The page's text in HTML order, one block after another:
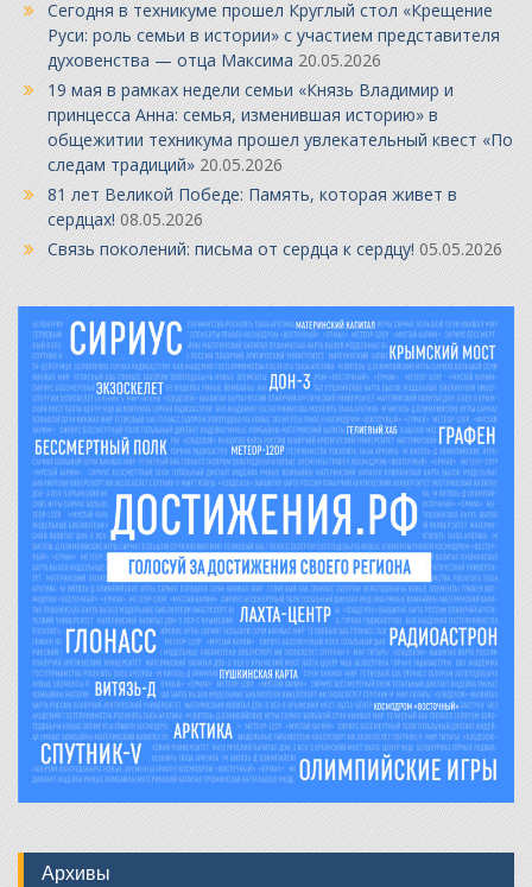
Сегодня в техникуме прошел Круглый стол «Крещение
Руси: роль семьи в истории» с участием представителя
духовенства — отца Максима 20.05.2026
19 мая в рамках недели семьи «Князь Владимир и
принцесса Анна: семья, изменившая историю» в
общежитии техникума прошел увлекательный квест «По
следам традиций» 20.05.2026
81 лет Великой Победе: Память, которая живет в
сердцах! 08.05.2026
Связь поколений: письма от сердца к сердцу! 05.05.2026
Архивы